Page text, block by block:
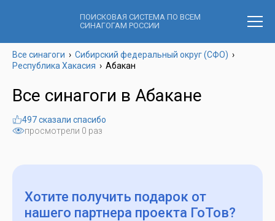
ПОИСКОВАЯ СИСТЕМА ПО ВСЕМ
СИНАГОГАМ РОССИИ
Все синагоги › Сибирский федеральный округ (СФО) ›
Республика Хакасия › Абакан
Все синагоги в Абакане
просмотрели 0 раз
497 сказали спасибо
Хотите получить подарок от
нашего партнера проекта ГоТов?